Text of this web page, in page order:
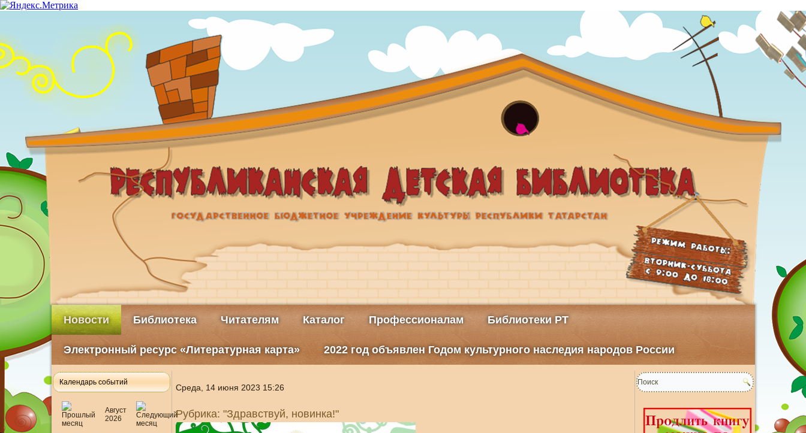
Новости Библиотека Читателям Каталог Профессионалам Библиотеки РТ
Электронный ресурс «Литературная карта» 2022 год объявлен Годом культурного наследия народов России
Календарь событий
Август
2026
Среда, 14 июня 2023 15:26
Рубрика: "Здравствуй, новинка!"